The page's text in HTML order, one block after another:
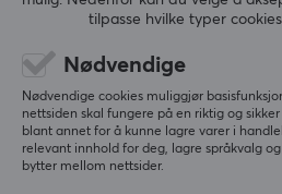
de varer og tjenester du er
Du kan lese mer om sertifiserte
https://www.tryggehandel.no/
tilpasse hvilke typer
Nødvendige
Nødvendige cookies muliggjør
nettsiden skal fungere på en riktig og
blant annet for å kunne lagre varer i
relevant innhold for deg, lagre språkvalg
bytter mellom nettsider.